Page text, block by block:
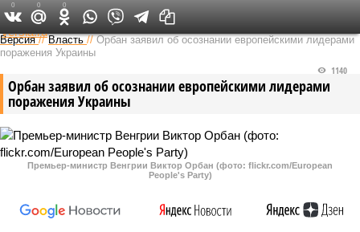
Федеральный выпуск
Версия //Власть //Орбан заявил об осознании европейскими лидерами
поражения Украины
Орбан заявил об осознании европейскими лидерами
поражения Украины
1140
Премьер-министр Венгрии Виктор Орбан (фото: flickr.com/European
People's Party)
0 0 0